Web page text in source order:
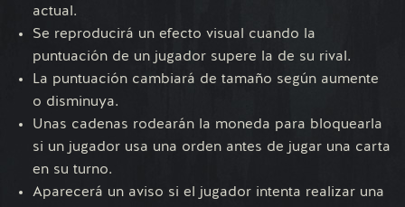
actual.
Se reproducirá un efecto visual cuando la
puntuación de un jugador supere la de su rival.
La puntuación cambiará de tamaño según aumente
o disminuya.
Unas cadenas rodearán la moneda para bloquearla
si un jugador usa una orden antes de jugar una carta
en su turno.
Aparecerá un aviso si el jugador intenta realizar una